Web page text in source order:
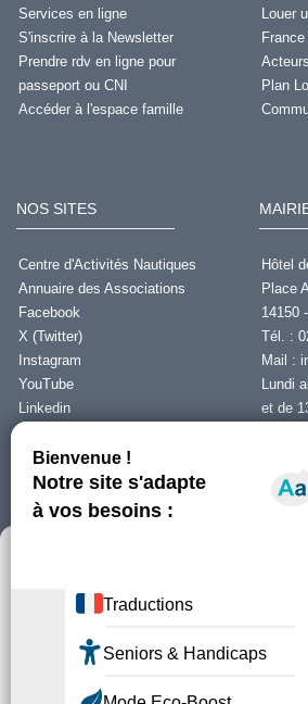
Nous utilisons des cookies pour optimiser
Services en ligne
S'inscrire à la Newsletter
Prendre rdv en ligne pour
passeport ou CNI
Accéder à l'espace famille
Louer
Plan
NOS SITES
Centre d'Activités Nautiques
Annuaire des Associations
Facebook
X (Twitter)
Instagram
YouTube
Linkedin
Hôtel
Place
14150
Tél. :
Mail :
Lundi
et de
Nous
Copyright © Ouistreham Riva-Bella - 2026 -